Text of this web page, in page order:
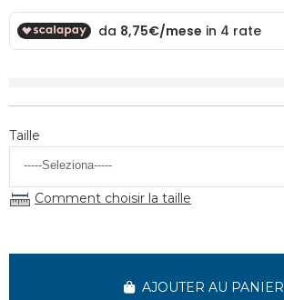
Taille
Comment choisir la taille
AJOUTER AU PANIER